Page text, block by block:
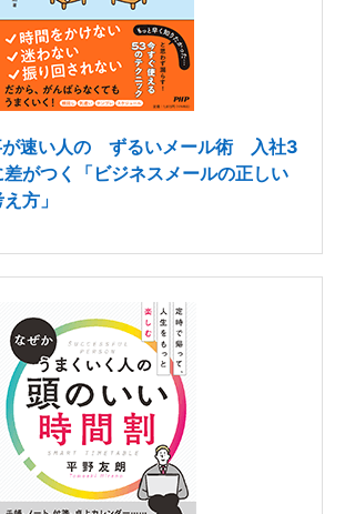
が速い人の ずるいメール術 入社3
がつく「ビジネスメールの正しい
方」